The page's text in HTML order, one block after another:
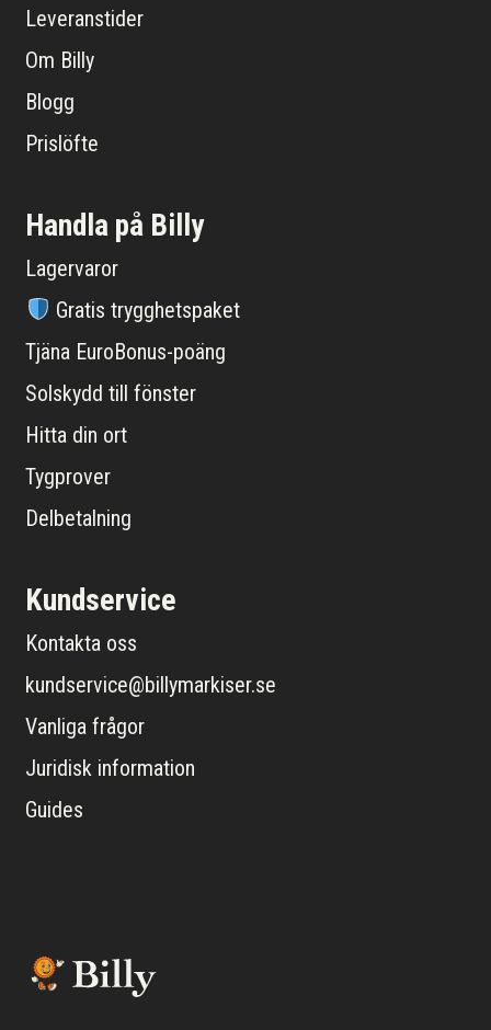
Leveranstider
Om Billy
Blogg
Prislöfte
Handla på Billy
Lagervaror
Gratis trygghetspaket
Tjäna EuroBonus-poäng
Solskydd till fönster
Hitta din ort
Tygprover
Delbetalning
Kundservice
Kontakta oss
kundservice@billymarkiser.se
Vanliga frågor
Juridisk information
Guides